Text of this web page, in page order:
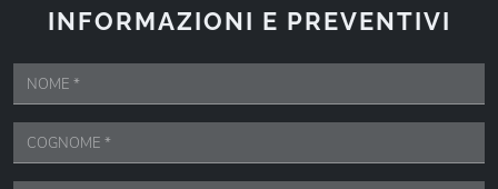
INFORMAZIONI E PREVENTIVI